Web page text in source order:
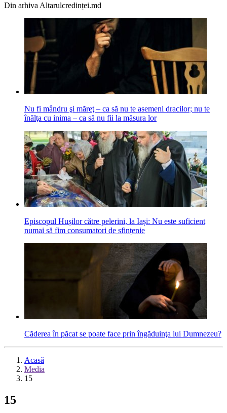
Din arhiva Altarulcredinței.md
Nu fi mândru şi măreţ – ca să nu te asemeni dracilor; nu te
înălţa cu inima – ca să nu fii la măsura lor
Episcopul Hușilor către pelerini, la Iași: Nu este suficient
numai să fim consumatori de sfințenie
Căderea în păcat se poate face prin îngăduinţa lui Dumnezeu?
Acasă
Media
15
15